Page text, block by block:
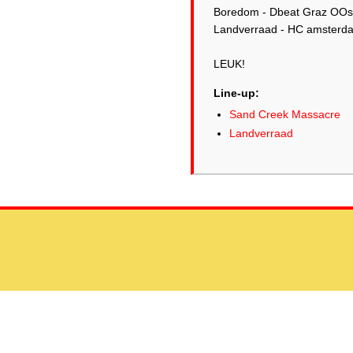
Boredom - Dbeat Graz
Landverraad - HC
LEUK!
Line-up:
Sand Creek Massacre
Landverraad